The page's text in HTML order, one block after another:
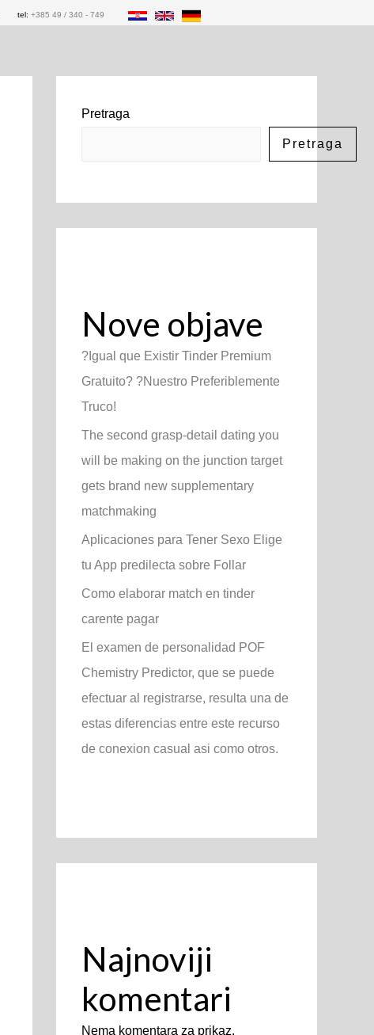
tel: +385 49 / 340 - 749
Pretraga
Pretraga
Nove objave
?Igual que Existir Tinder Premium
Gratuito? ?Nuestro Preferiblemente
Truco!
The second grasp-detail dating you
will be making on the junction target
gets brand new supplementary
matchmaking
Aplicaciones para Tener Sexo Elige
tu App predilecta sobre Follar
Como elaborar match en tinder
carente pagar
El examen de personalidad POF
Chemistry Predictor, que se puede
efectuar al registrarse, resulta una de
estas diferencias entre este recurso
de conexion casual asi­ como otros.
Najnoviji
komentari
Nema komentara za prikaz.